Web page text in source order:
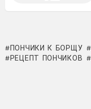
ПОНЧИКИ К БОРЩУ
РЕЦЕПТ ПОНЧИКОВ